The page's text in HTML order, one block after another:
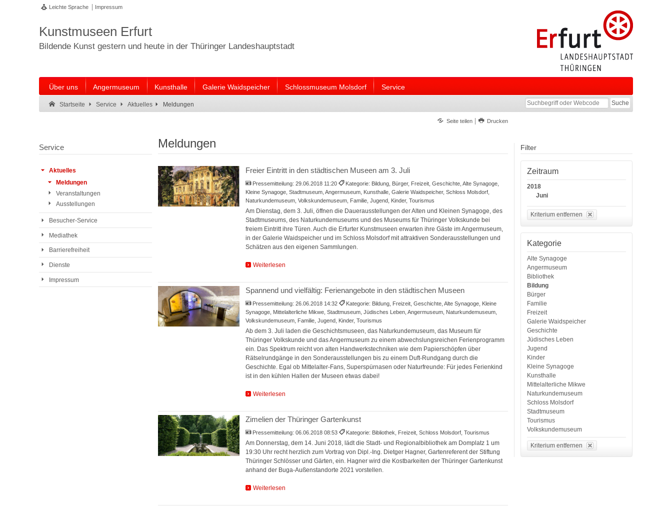
Leichte Sprache Impressum
Kunstmuseen Erfurt
Bildende Kunst gestern und heute in der Thüringer Landeshauptstadt
Über uns Angermuseum Kunsthalle Galerie Waidspeicher Schlossmuseum Molsdorf Service
Startseite Service Aktuelles Meldungen
Suche:
Suche Ende.
Seite teilen Drucken
Meldungen
Freier Eintritt in den städtischen Museen am 3. Juli
Pressemitteilung:29.06.2018 11:20
Kategorie: Bildung, Bürger, Freizeit, Geschichte, Alte Synagoge,
Kleine Synagoge, Stadtmuseum, Angermuseum, Kunsthalle, Galerie Waidspeicher, Schloss Molsdorf,
Naturkundemuseum, Volkskundemuseum, Familie, Jugend, Kinder, Tourismus
Am Dienstag, dem 3. Juli, öffnen die Dauerausstellungen der Alten und Kleinen Synagoge, des
Stadtmuseums, des Naturkundemuseums und des Museums für Thüringer Volkskunde bei
freiem Eintritt ihre Türen. Auch die Erfurter Kunstmuseen erwarten ihre Gäste im Angermuseum,
in der Galerie Waidspeicher und im Schloss Molsdorf mit attraktiven Sonderausstellungen und
Schätzen aus den eigenen Sammlungen.
Weiterlesen
Spannend und vielfältig: Ferienangebote in den städtischen Museen
Pressemitteilung:26.06.2018 14:32
Kategorie: Bildung, Freizeit, Geschichte, Alte Synagoge, Kleine
Synagoge, Mittelalterliche Mikwe, Stadtmuseum, Jüdisches Leben, Angermuseum, Naturkundemuseum,
Volkskundemuseum, Familie, Jugend, Kinder, Tourismus
Ab dem 3. Juli laden die Geschichtsmuseen, das Naturkundemuseum, das Museum für
Thüringer Volkskunde und das Angermuseum zu einem abwechslungsreichen Ferienprogramm
ein. Das Spektrum reicht von alten Handwerkstechniken wie dem Papierschöpfen über
Rätselrundgänge in den Sonderausstellungen bis zu einem Duft-Rundgang durch die
Geschichte. Egal ob Mittelalter-Fans, Superspürnasen oder Naturfreunde: Für jedes Ferienkind
ist in den kühlen Hallen der Museen etwas dabei!
Weiterlesen
Zimelien der Thüringer Gartenkunst
Pressemitteilung:06.06.2018 08:53 Kategorie: Bibliothek, Freizeit, Schloss Molsdorf, Tourismus
Am Donnerstag, dem 14. Juni 2018, lädt die Stadt- und Regionalbibliothek am Domplatz 1 um
19:30 Uhr recht herzlich zum Vortrag von Dipl.-Ing. Dietger Hagner, Gartenreferent der Stiftung
Thüringer Schlösser und Gärten, ein. Hagner wird die Kostbarkeiten der Thüringer Gartenkunst
anhand der Buga-Außenstandorte 2021 vorstellen.
Weiterlesen
Filter
Zeitraum
2018
Juni
Kriterium entfernen
Kategorie
Alte Synagoge
Angermuseum
Bibliothek
Bildung
Bürger
Familie
Freizeit
Galerie Waidspeicher
Geschichte
Jüdisches Leben
Jugend
Kinder
Kleine Synagoge
Kunsthalle
Mittelalterliche Mikwe
Naturkundemuseum
Schloss Molsdorf
Stadtmuseum
Tourismus
Volkskundemuseum
Kriterium entfernen
Service
Aktuelles
Meldungen
Veranstaltungen
Ausstellungen
Besucher-Service
Mediathek
Barrierefreiheit
Dienste
Impressum